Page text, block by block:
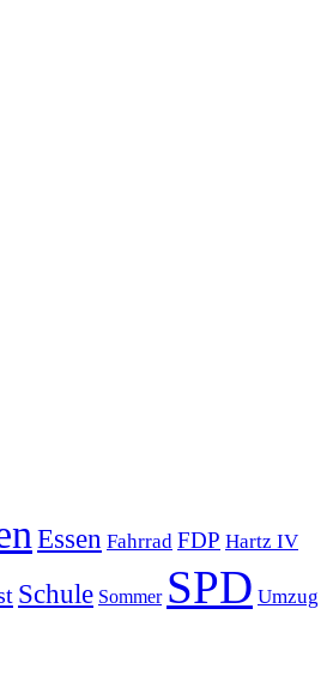
Essen Fahrrad FDP Hartz IV
Schule Sommer SPD Umzug